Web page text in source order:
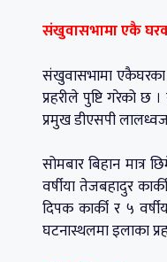
संखुवासभामा एकै
संखुवासभामा एकैघरका
प्रहरीले पुष्टि गरेको छ
प्रमुख डीएसपी
सोमबार बिहान मात्र
वर्षीया तेजबहादुर
दिपक कार्की र ५
घटनास्थलमा इलाका